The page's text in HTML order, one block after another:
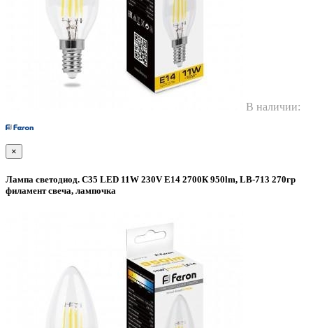
В наличии:
×
Лампа светодиод. С35 LED 11W 230V E14 2700К 950lm, LB-713 270гр
филамент свеча, лампочка